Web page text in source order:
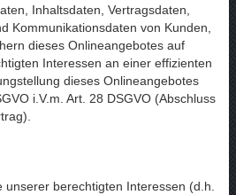
Inhaltsdaten, Vertragsdaten,
Kommunikationsdaten von Kunden,
dieses Onlineangebotes auf
Interessen an einer effizienten
dieses Onlineangebotes
i.V.m. Art. 28 DSGVO (Abschluss
berechtigten Interessen (d.h.